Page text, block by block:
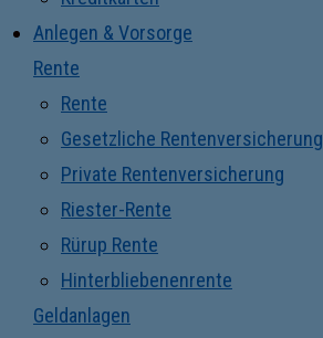
Anlegen & Vorsorge
Rente
Rente
Gesetzliche Rentenversicherung
Private Rentenversicherung
Riester-Rente
Rürup Rente
Hinterbliebenenrente
Geldanlagen